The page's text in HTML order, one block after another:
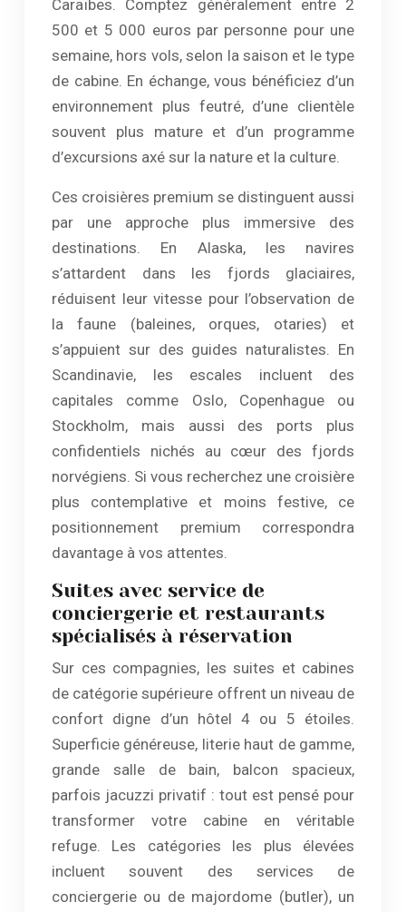
Caraïbes. Comptez généralement entre 2
500 et 5 000 euros par personne pour une
semaine, hors vols, selon la saison et le type
de cabine. En échange, vous bénéficiez d’un
environnement plus feutré, d’une clientèle
souvent plus mature et d’un programme
d’excursions axé sur la nature et la culture.
Ces croisières premium se distinguent aussi
par une approche plus immersive des
destinations. En Alaska, les navires
s’attardent dans les fjords glaciaires,
réduisent leur vitesse pour l’observation de
la faune (baleines, orques, otaries) et
s’appuient sur des guides naturalistes. En
Scandinavie, les escales incluent des
capitales comme Oslo, Copenhague ou
Stockholm, mais aussi des ports plus
confidentiels nichés au cœur des fjords
norvégiens. Si vous recherchez une croisière
plus contemplative et moins festive, ce
positionnement premium correspondra
davantage à vos attentes.
Suites avec service de
conciergerie et restaurants
spécialisés à réservation
Sur ces compagnies, les suites et cabines
de catégorie supérieure offrent un niveau de
confort digne d’un hôtel 4 ou 5 étoiles.
Superficie généreuse, literie haut de gamme,
grande salle de bain, balcon spacieux,
parfois jacuzzi privatif : tout est pensé pour
transformer votre cabine en véritable
refuge. Les catégories les plus élevées
incluent souvent des services de
conciergerie ou de majordome (butler), un